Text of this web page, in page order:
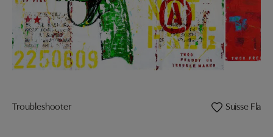
Troubleshooter Suisse Flag